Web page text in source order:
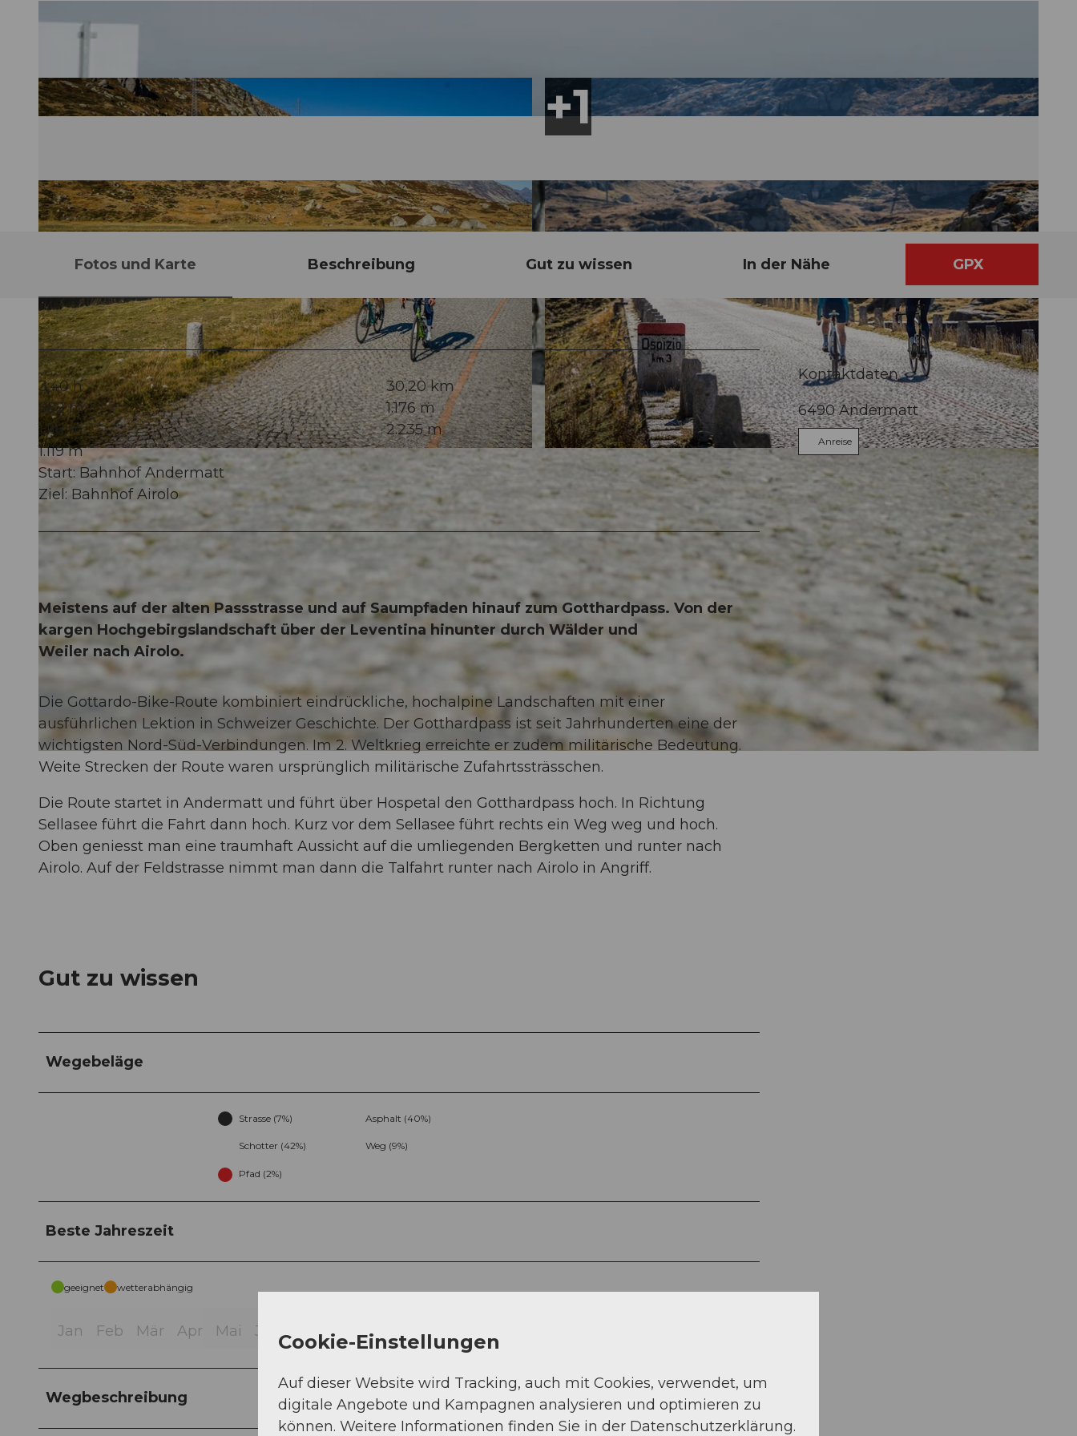
© Andermatt-Urserntal Tourismus GmbH, Ferienregion Andermatt
Fotos und Karte Beschreibung Gut zu wissen In der Nähe GPX
3:40 h
30,20 km
882 m
1.176 m
1.116 m
2.235 m
1.119 m
Start: Bahnhof Andermatt
Ziel: Bahnhof Airolo
Meistens auf der alten Passstrasse und auf Saumpfaden hinauf zum Gotthardpass. Von der
kargen Hochgebirgslandschaft über der Leventina hinunter durch Wälder und
Weiler nach Airolo.
Die Gottardo-Bike-Route kombiniert eindrückliche, hochalpine Landschaften mit einer
ausführlichen Lektion in Schweizer Geschichte. Der Gotthardpass ist seit Jahrhunderten eine der
wichtigsten Nord-Süd-Verbindungen. Im 2. Weltkrieg erreichte er zudem militärische Bedeutung.
Weite Strecken der Route waren ursprünglich militärische Zufahrtssträsschen.
Die Route startet in Andermatt und führt über Hospetal den Gotthardpass hoch. In Richtung
Sellasee führt die Fahrt dann hoch. Kurz vor dem Sellasee führt rechts ein Weg weg und hoch.
Oben geniesst man eine traumhaft Aussicht auf die umliegenden Bergketten und runter nach
Airolo. Auf der Feldstrasse nimmt man dann die Talfahrt runter nach Airolo in Angriff.
Gut zu wissen
Wegebeläge
Strasse (7%) Asphalt (40%)
Schotter (42%) Weg (9%)
Pfad (2%)
Beste Jahreszeit
geeignet wetterabhängig
Jan Feb Mär Apr Mai Jun Aug Sep Okt
Wegbeschreibung
Kontaktdaten
6490Andermatt
Anreise
Cookie-Einstellungen
Auf dieser Website wird Tracking, auch mit Cookies, verwendet, um
digitale Angebote und Kampagnen analysieren und optimieren zu
können. Weitere Informationen finden Sie in der Datenschutzerklärung.